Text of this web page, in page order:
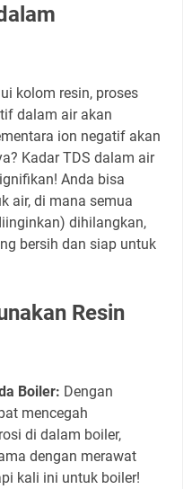
kolom resin, proses
dalam air akan
ion negatif akan
Kadar TDS dalam air
Anda bisa
air, di mana semua
dihilangkan,
bersih dan siap untuk
Resin
Boiler: Dengan
mencegah
di dalam boiler,
dengan merawat
kali ini untuk boiler!